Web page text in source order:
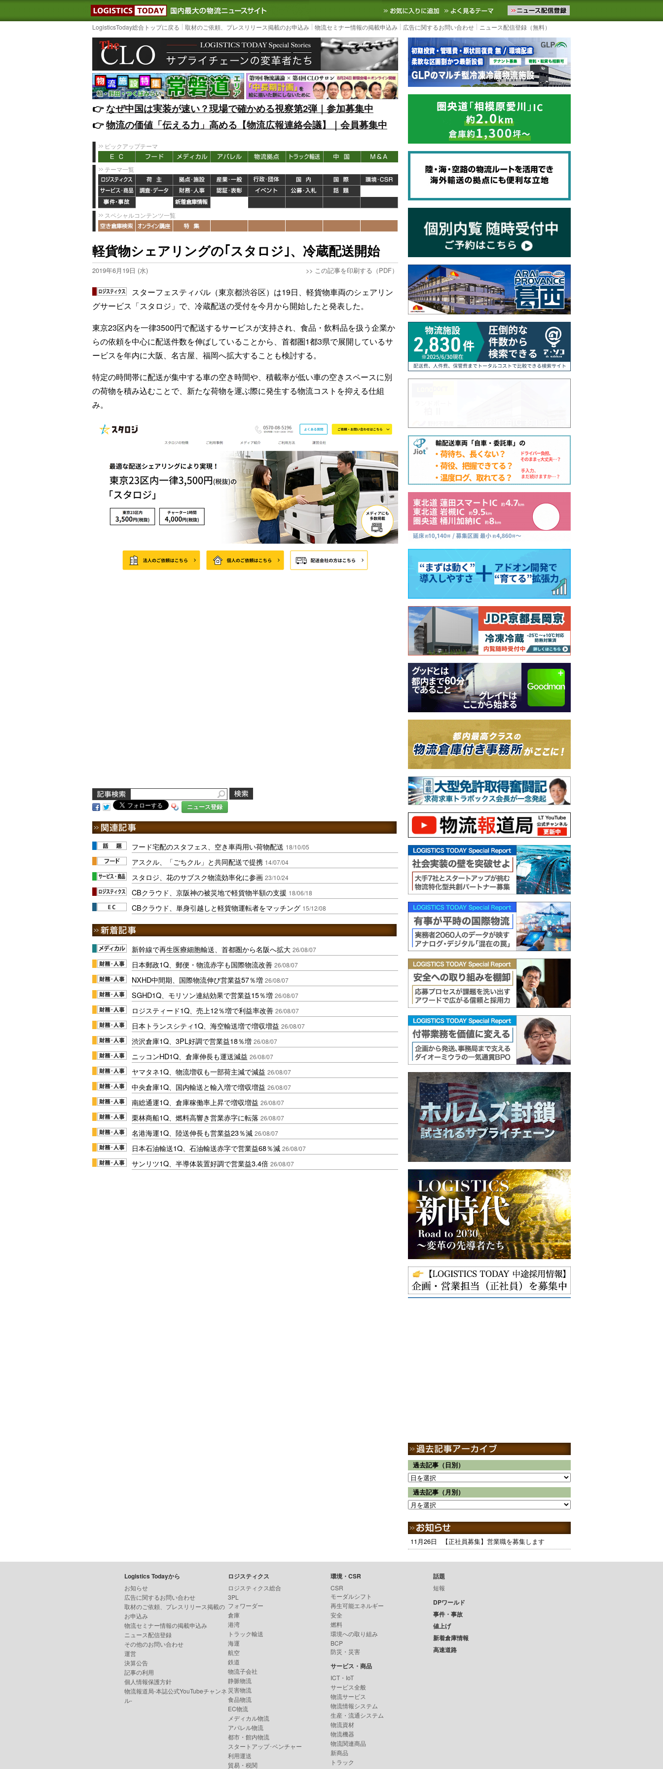
LOGISTICS TODAY｜国内最大の物流ニュースサイト3PL, SCMなど国内外の最新の物流ニュースをお届けします。物流ニュースメール配信を登録す
お気に入りに追加 よく見るテーマ
LogisticsToday総合トップに戻る 取材のご依頼、プレスリリース掲載のお申込み 物流セミナー情報の掲載申込み 広告に関するお問い合わせ ニュース配信登録（無料）
👉️なぜ中国は実装が速い？現場で確かめる視察第2弾｜参加募集中
👉️物流の価値「伝える力」高める【物流広報連絡会議】｜会員募集中
ピックアップテーマ
テーマ一覧
スペシャルコンテンツ一覧
軽貨物シェアリングの｢スタロジ｣、冷蔵配送開始
2019年6月19日 (水) >> この記事を印刷する（PDF）
スターフェスティバル（東京都渋谷区）は19日、軽貨物車両のシェアリン
グサービス「スタロジ」で、冷蔵配送の受付を今月から開始したと発表した。
東京23区内を一律3500円で配送するサービスが支持され、食品・飲料品を扱う企業か
らの依頼を中心に配送件数を伸ばしていることから、首都圏1都3県で展開しているサ
ービスを年内に大阪、名古屋、福岡へ拡大することも検討する。
特定の時間帯に配送が集中する車の空き時間や、積載率が低い車の空きスペースに別
の荷物を積み込むことで、新たな荷物を運ぶ際に発生する物流コストを抑える仕組
み。
ニュース登録
フード宅配のスタフェス、空き車両用い荷物配送 18/10/05
アスクル、「ごちクル」と共同配送で提携 14/07/04
スタロジ、花のサブスク物流効率化に参画 23/10/24
CBクラウド、京阪神の被災地で軽貨物半額の支援 18/06/18
CBクラウド、単身引越しと軽貨物運転者をマッチング 15/12/08
新幹線で再生医療細胞輸送、首都圏から名阪へ拡大 26/08/07
日本郵政1Q、郵便・物流赤字も国際物流改善 26/08/07
NXHD中間期、国際物流伸び営業益57％増 26/08/07
SGHD1Q、モリソン連結効果で営業益15％増 26/08/07
ロジスティード1Q、売上12％増で利益率改善 26/08/07
日本トランスシティ1Q、海空輸送増で増収増益 26/08/07
渋沢倉庫1Q、3PL好調で営業益18％増 26/08/07
ニッコンHD1Q、倉庫伸長も運送減益 26/08/07
ヤマタネ1Q、物流増収も一部荷主減で減益 26/08/07
中央倉庫1Q、国内輸送と輸入増で増収増益 26/08/07
南総通運1Q、倉庫稼働率上昇で増収増益 26/08/07
栗林商船1Q、燃料高響き営業赤字に転落 26/08/07
名港海運1Q、陸送伸長も営業益23％減 26/08/07
日本石油輸送1Q、石油輸送赤字で営業益68％減 26/08/07
サンリツ1Q、半導体装置好調で営業益3.4倍 26/08/07
過去記事（日別）
過去記事（月別）
11月26日 【正社員募集】営業職を募集します
Logistics Todayから
お知らせ
広告に関するお問い合わせ
取材のご依頼、プレスリリース掲載の
お申込み
物流セミナー情報の掲載申込み
ニュース配信登録
その他のお問い合わせ
運営
決算公告
記事の利用
個人情報保護方針
物流報道局-本誌公式YouTubeチャンネ
ル-
ロジスティクス
ロジスティクス総合
3PL
フォワーダー
倉庫
港湾
トラック輸送
海運
航空
鉄道
物流子会社
静脈物流
災害物流
食品物流
EC物流
メディカル物流
アパレル物流
都市・館内物流
スタートアップ･ベンチャー
利用運送
貿易・税関
環境・CSR
CSR
モーダルシフト
再生可能エネルギー
安全
燃料
環境への取り組み
BCP
防災・災害
サービス・商品
ICT・IoT
サービス全般
物流サービス
物流情報システム
生産・流通システム
物流資材
物流機器
物流関連商品
新商品
トラック
話題
短報
DPワールド
事件・事故
値上げ
新着倉庫情報
高速道路